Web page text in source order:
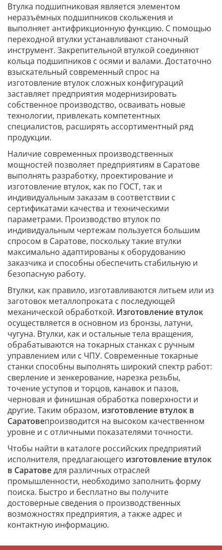
Втулка подшипниковая является элементом
неразъёмных подшипников скольжения и
выполняет антифрикционную функцию. С помощью
переходной втулки устанавливают станочный
инструмент. Закрепительной втулкой соединяют
кольца подшипников с осями и валами. Достаточно
взыскательный современный спрос на
изготовление втулок сложных конфигураций
заставляет предприятия модернизировать
собственное производство, осваивать новые
технологии, привлекать компетентных
специалистов, расширять ассортиментный ряд
продукции.
Наличие современных производственных
мощностей позволяет предприятиям в Саратове
выполнять разработку, проектирование и
изготовление втулок, как по ГОСТ, так и
индивидуальным заказам в соответствии с
сертификатами качества и техническими
параметрами. Производство втулок по
индивидуальным чертежам пользуется большим
спросом в Саратове, поскольку такие втулки
максимально адаптированы к оборудованию
заказчика и способны обеспечить стабильную и
безопасную работу.
Втулки, как правило, изготавливаются литьем или из
заготовок металлопроката с последующей
механической обработкой. Изготовление втулок
осуществляется в основном из бронзы, латуни,
чугуна. Втулки, как и остальные тела вращения,
обрабатываются на токарных станках с ручным
управлением или с ЧПУ. Современные токарные
станки способны выполнять широкий спектр работ:
сверление и зенкерование, нарезка резьбы,
точение уступов и торцов, канавок и пазов,
черновая и финишная обработка поверхности и
другие. Таким образом, изготовление втулок в
Саратовепроизводится на высоком качественном
уровне и с отличными показателями точности.
Чтобы найти в каталоге российских предприятий
исполнителя, предлагающего изготовление втулок
в Саратоведля различных отраслей
промышленности, необходимо заполнить форму
поиска. Быстро и бесплатно вы получите
достоверные сведения о производственных
возможностях предприятия, а также адрес и
контактную информацию.